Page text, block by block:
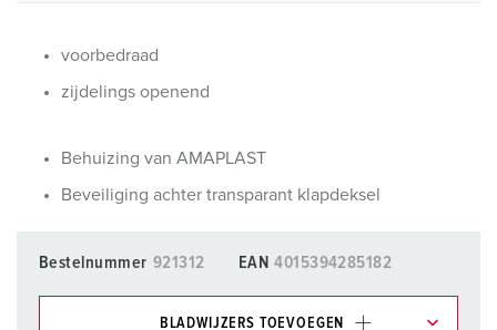
voorbedraad
zijdelings openend
Behuizing van AMAPLAST
Beveiliging achter transparant klapdeksel
Bestelnummer 921312 EAN 4015394285182
BLADWIJZERS TOEVOEGEN